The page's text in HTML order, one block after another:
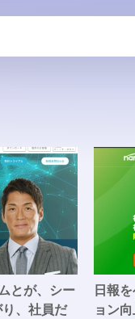
とが、シー
、社員だ
日報
ョン